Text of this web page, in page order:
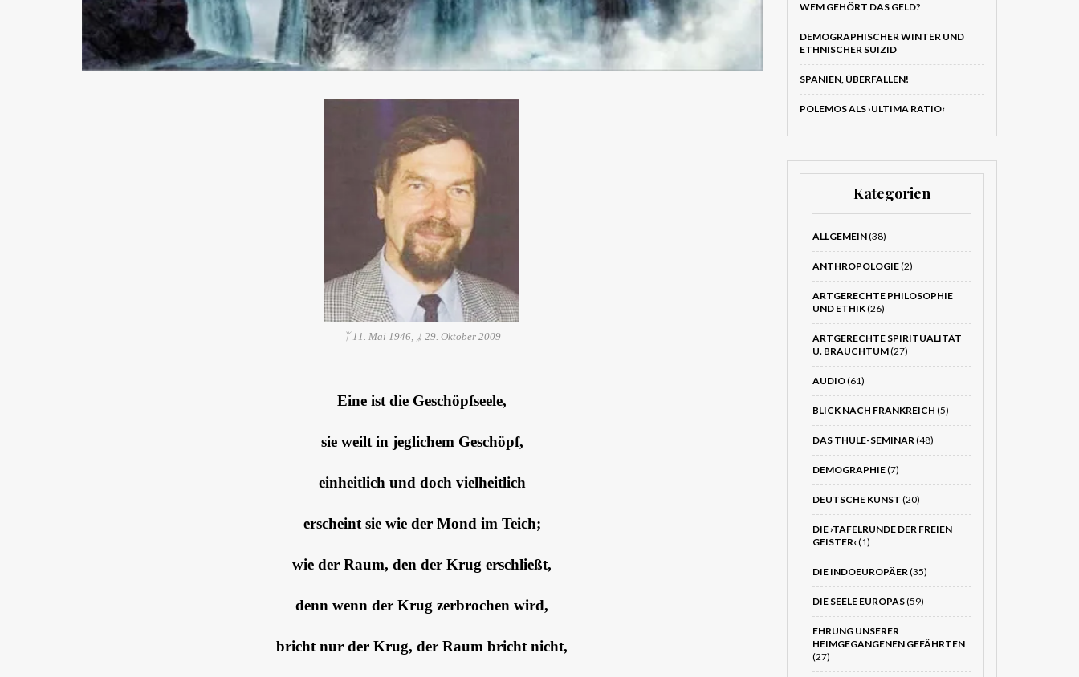
ᛉ 11. Mai 1946, ᛣ 29. Oktober 2009
Eine ist die Geschöpfseele,
sie weilt in jeglichem Geschöpf,
einheitlich und doch vielheitlich
erscheint sie wie der Mond im Teich;
wie der Raum, den der Krug erschließt,
denn wenn der Krug zerbrochen wird,
bricht nur der Krug, der Raum bricht nicht,
WEM GEHÖRT DAS GELD?
DEMOGRAPHISCHER WINTER UND
ETHNISCHER SUIZID
SPANIEN, ÜBERFALLEN!
POLEMOS ALS ›ULTIMA RATIO‹
Kategorien
ALLGEMEIN(38)
ANTHROPOLOGIE(2)
ARTGERECHTE PHILOSOPHIE
UND ETHIK(26)
ARTGERECHTE SPIRITUALITÄT
U. BRAUCHTUM(27)
AUDIO(61)
BLICK NACH FRANKREICH (5)
DAS THULE-SEMINAR(48)
DEMOGRAPHIE(7)
DEUTSCHE KUNST (20)
DIE ›TAFELRUNDE DER FREIEN
GEISTER‹(1)
DIE INDOEUROPÄER(35)
DIE SEELE EUROPAS(59)
EHRUNG UNSERER
HEIMGEGANGENEN GEFÄHRTEN
(27)